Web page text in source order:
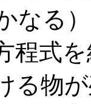
なる
式
る物